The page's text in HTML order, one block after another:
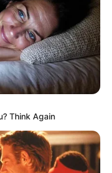
Think Again